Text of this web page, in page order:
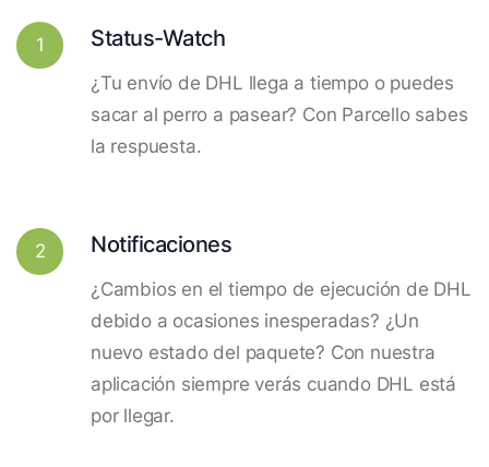
1 Status-Watch
¿Tu envío de DHL llega a tiempo o puedes
sacar al perro a pasear? Con Parcello sabes
la respuesta.
2 Notificaciones
¿Cambios en el tiempo de ejecución de DHL
debido a ocasiones inesperadas? ¿Un
nuevo estado del paquete? Con nuestra
aplicación siempre verás cuando DHL está
por llegar.